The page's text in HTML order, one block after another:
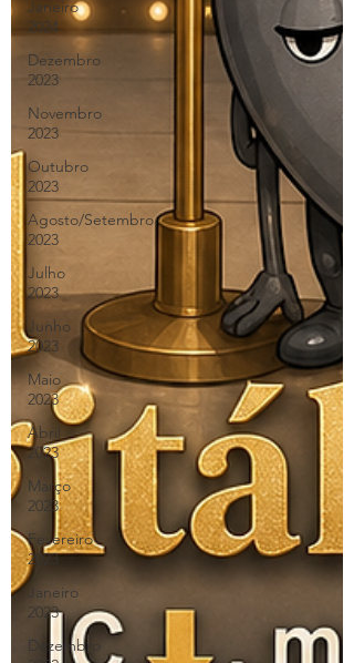
Janeiro
2024
Dezembro
2023
Novembro
2023
Outubro
2023
Agosto/Setembro
2023
Julho
2023
Junho
2023
Maio
2023
Abril
2023
Março
2023
Fevereiro
2023
Janeiro
2023
Dezembro